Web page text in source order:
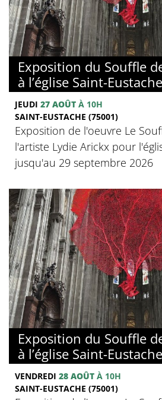
Exposition du Souffle
à l’église Saint-Eustache
JEUDI 27 AOÛT À 10H
SAINT-EUSTACHE (75001)
Exposition de l'oeuvre Le
l'artiste Lydie Arickx pour
jusqu'au 29 septembre 2026
Exposition du Souffle
à l’église Saint-Eustache
VENDREDI 28 AOÛT À 10H
SAINT-EUSTACHE (75001)